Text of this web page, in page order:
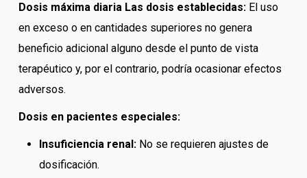
Dosis máxima diaria Las dosis establecidas:El uso
en exceso o en cantidades superiores no genera
beneficio adicional alguno desde el punto de vista
terapéutico y, por el contrario, podría ocasionar efectos
adversos.
Dosis en pacientes especiales:
Insuficiencia renal:No se requieren ajustes de
dosificación.